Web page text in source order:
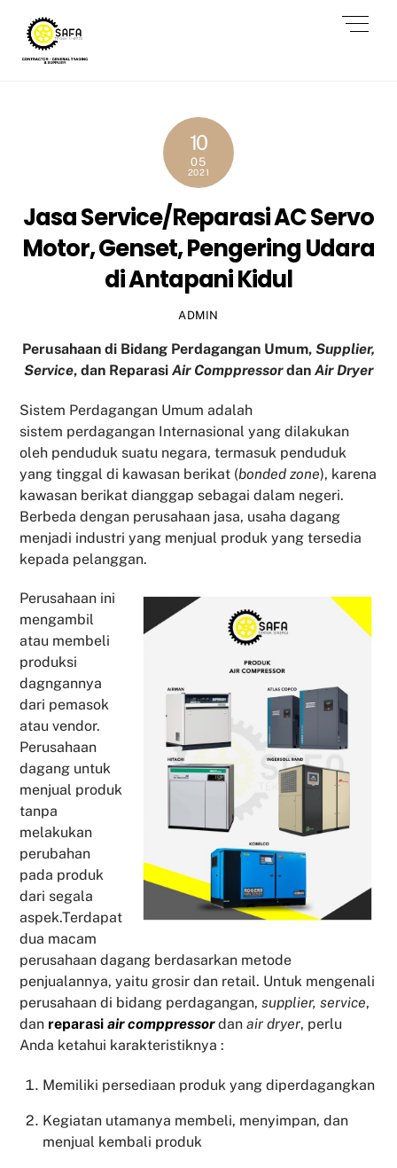
content
10
05
2021
Jasa Service/Reparasi AC Servo
Motor, Genset, Pengering Udara
di Antapani Kidul
ADMIN
Perusahaan di Bidang Perdagangan Umum, Supplier,
Service, dan Reparasi Air Comppressordan Air Dryer
Sistem Perdagangan Umum adalah
sistem perdagangan Internasional yang dilakukan
oleh penduduk suatu negara, termasuk penduduk
yang tinggal di kawasan berikat (bonded zone), karena
kawasan berikat dianggap sebagai dalam negeri.
Berbeda dengan perusahaan jasa, usaha dagang
menjadi industri yang menjual produk yang tersedia
kepada pelanggan.
Perusahaan ini
mengambil
atau membeli
produksi
dagngannya
dari pemasok
atau vendor.
Perusahaan
dagang untuk
menjual produk
tanpa
melakukan
perubahan
pada produk
dari segala
aspek.Terdapat
dua macam
perusahaan dagang berdasarkan metode
penjualannya, yaitu grosir dan retail. Untuk mengenali
perusahaan di bidang perdagangan,supplier, service,
dan reparasiair comppressordanair dryer, perlu
Anda ketahui karakteristiknya :
Memiliki persediaan produk yang diperdagangkan
Kegiatan utamanya membeli, menyimpan, dan
menjual kembali produk